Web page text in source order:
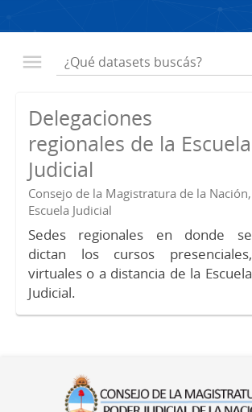
Delegaciones
regionales de la Escuela
Judicial
Consejo de la Magistratura de la Nación,
Escuela Judicial
Sedes regionales en donde se
dictan los cursos presenciales,
virtuales o a distancia de la Escuela
Judicial.